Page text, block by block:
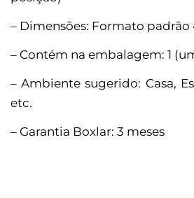
– Dimensões: Formato
– Contém na embalagem: 1
– Ambiente sugerido: Casa,
etc.
– Garantia Boxlar: 3 meses